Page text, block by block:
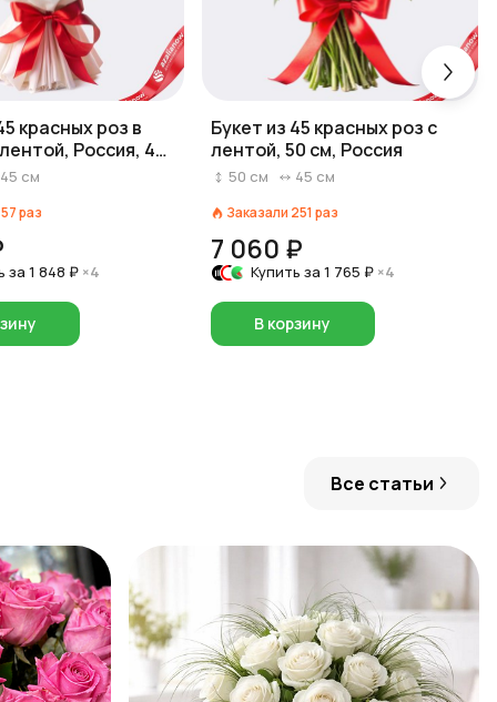
красных роз в
Россия, 40
45 см
раз
за1 848 ₽ ×4
Букет из 45 красных роз с
лентой, 50 см, Россия
50 см 45 см
Заказали 251 раз
7 060 ₽
Купить за 1 765 ₽ ×4
В корзину
Все статьи